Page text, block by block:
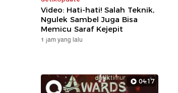
Video: Hati-hati! Salah Teknik,
Ngulek Sambel Juga Bisa
Memicu Saraf Kejepit
1 jam yang lalu
04:17